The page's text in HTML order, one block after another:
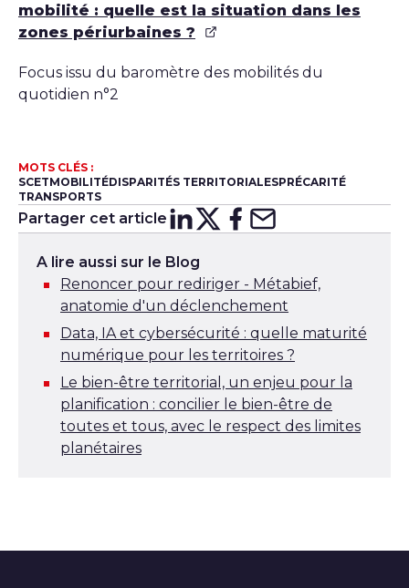
mobilité : quelle est la situation dans les
zones périurbaines ?
Focus issu du baromètre des mobilités du
quotidien n°2
MOTS CLÉS :
SCETMOBILITÉDISPARITÉS TERRITORIALESPRÉCARITÉ
TRANSPORTS
Partager cet article Partager sur
Partager surX
Partager
Partager
A lire aussi sur le Blog
Renoncer pour rediriger - Métabief,
anatomie d'un déclenchement
Data, IA et cybersécurité : quelle maturité
numérique pour les territoires ?
Le bien-être territorial, un enjeu pour la
planification : concilier le bien-être de
toutes et tous, avec le respect des limites
planétaires